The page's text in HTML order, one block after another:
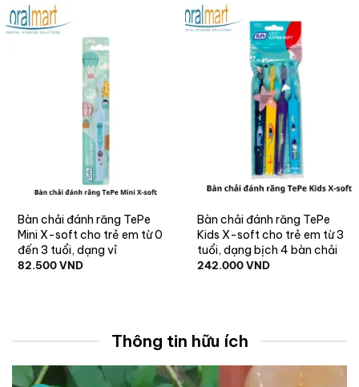
Bàn chải đánh răng TePe
Mini X-soft cho trẻ em từ 0
đến 3 tuổi, dạng vỉ
82.500VND
Bàn chải đánh răng TePe
Kids X-soft cho trẻ em từ 3
tuổi, dạng bịch 4 bàn chải
242.000VND
Thông tin hữu ích